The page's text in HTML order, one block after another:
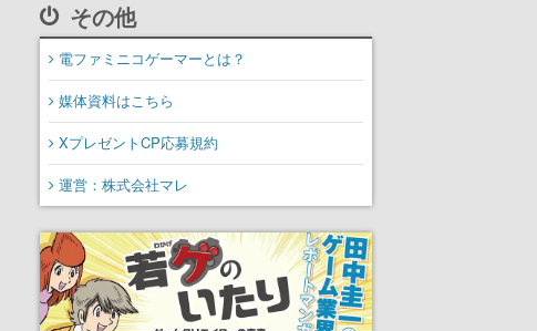
その他
電ファミニコゲーマーとは？
媒体資料はこちら
XプレゼントCP応募規約
運営：株式会社マレ